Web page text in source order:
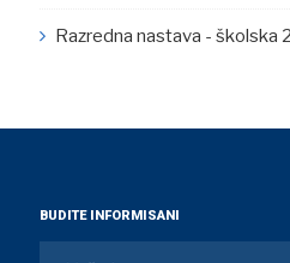
Razredna nastava -
BUDITE INFORMISANI